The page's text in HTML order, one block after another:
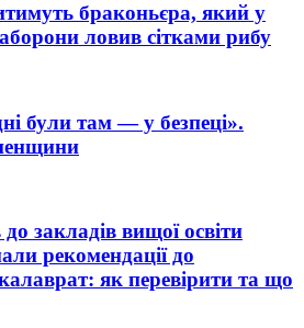
браконьєра, який у
ловив сітками рибу
були там — у безпеці».
закладів вищої освіти
рекомендації до
як перевірити та що